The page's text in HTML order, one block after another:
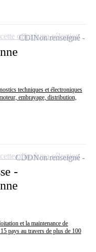
techniques et électroniques
embrayage, distribution,
CDINon renseigné
offre à ma sélection
-
et la maintenance de
pays au travers de plus de 100
CDDNon renseigné
offre à ma sélection